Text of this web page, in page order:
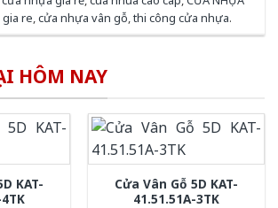
re,cửa nhựa vân gỗ,thi công cửa nhựa.
HÔM NAY
KAT-
Cửa Vân Gỗ 5D KAT-
41.51.51A-3TK